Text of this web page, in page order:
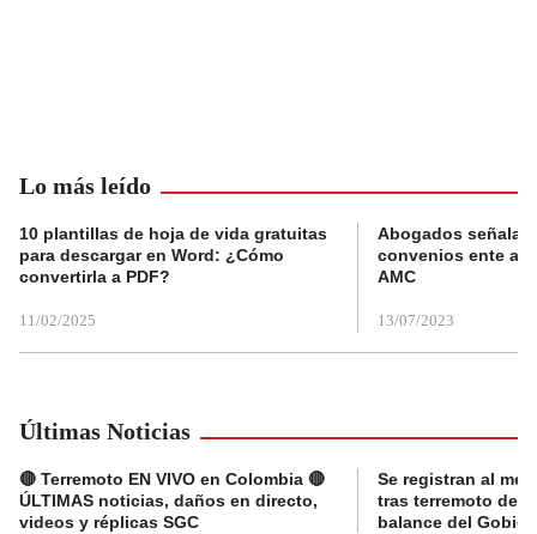
Lo más leído
10 plantillas de hoja de vida gratuitas
para descargar en Word: ¿Cómo
convertirla a PDF?
11/02/2025
Abogados
convenios ente
AMC
13/07/2023
Últimas Noticias
🔴 Terremoto EN VIVO en Colombia 🔴
ÚLTIMAS noticias, daños en directo,
videos y réplicas SGC
Se registran al
tras terremoto de
balance del